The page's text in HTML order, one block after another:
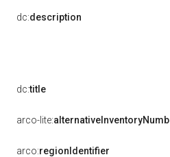
dc:description
dc:title
arco-lite:
arco:regionIdentifier